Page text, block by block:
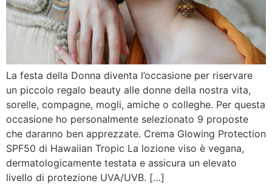
La festa della Donna diventa l’occasione per riservare
un piccolo regalo beauty alle donne della nostra vita,
sorelle, compagne, mogli, amiche o colleghe. Per questa
occasione ho personalmente selezionato 9 proposte
che daranno ben apprezzate. Crema Glowing Protection
SPF50 di Hawaiian Tropic La lozione viso è vegana,
dermatologicamente testata e assicura un elevato
livello di protezione UVA/UVB. […]